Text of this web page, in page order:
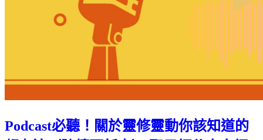
Podcast必聽！關於靈修靈動你該知道的